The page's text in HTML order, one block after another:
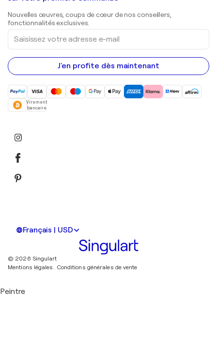
Peintures acryliques
Nouvelles œuvres, coups de cœur de nos conseillers,
fonctionnalités exclusives.
Saisissez
votre
adresse
e-
mail
J'en profite dès maintenant
Virement
bancaire
Français | USD
© 2026 Singulart
Mentions légales.
Conditions générales de vente
Peintre